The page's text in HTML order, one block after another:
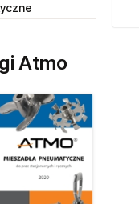
udarowe
Atmo